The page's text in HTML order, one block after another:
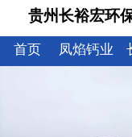
贵州长裕宏环
首页 凤焰钙业